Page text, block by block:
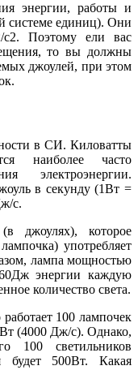
энергии, работы и
системе единиц). Они
с2. Поэтому ели вас
то вы должны
джоулей, при этом
в СИ. Киловатты
наиболее часто
электроэнергии.
в секунду (1Вт =
с.
джоулях), которое
употребляет
лампа мощностью
энергии каждую
количество света.
100 лампочек
(4000 Дж/с). Однако,
100 светильников
будет 500Вт. Какая